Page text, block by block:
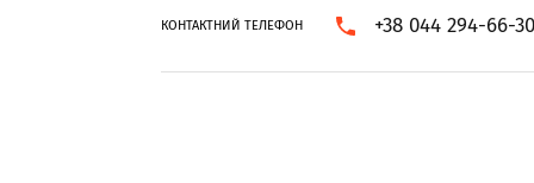
КОНТАКТНИЙ ТЕЛЕФОН +38 044 294-66-30